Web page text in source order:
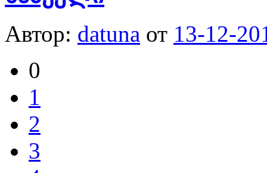
Автор: datuna от 13-12-
0
1
2
3